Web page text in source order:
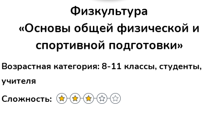
Физкультура
«Основы общей физической и
спортивной подготовки»
Возрастная категория: 8-11 классы, студенты,
учителя
Сложность: